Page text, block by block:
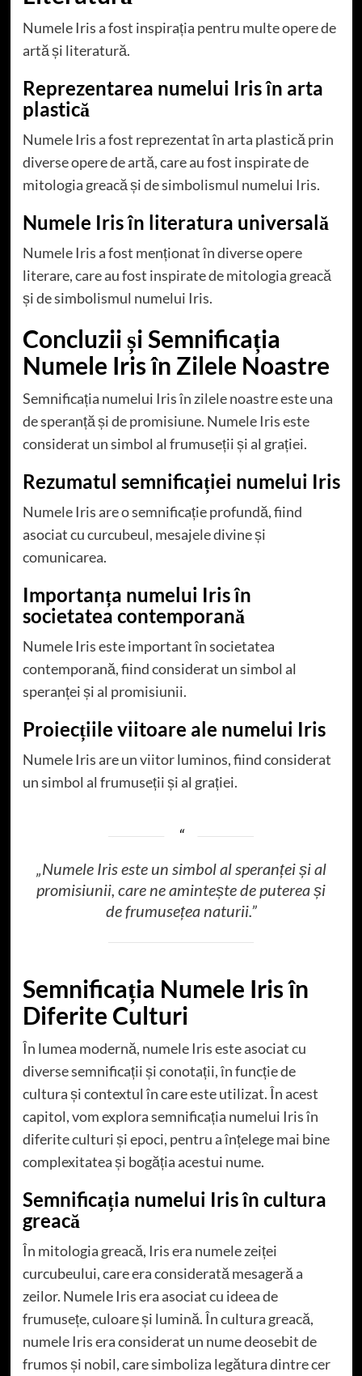
Numele Iris a fost inspirația pentru multe opere de
artă și literatură.
Reprezentarea numelui Iris în arta
plastică
Numele Iris a fost reprezentat în arta plastică prin
diverse opere de artă, care au fost inspirate de
mitologia greacă și de simbolismul numelui Iris.
Numele Iris în literatura universală
Numele Iris a fost menționat în diverse opere
literare, care au fost inspirate de mitologia greacă
și de simbolismul numelui Iris.
Concluzii și Semnificația
Numele Iris în Zilele Noastre
Semnificația numelui Iris în zilele noastre este una
de speranță și de promisiune. Numele Iris este
considerat un simbol al frumuseții și al grației.
Rezumatul semnificației numelui Iris
Numele Iris are o semnificație profundă, fiind
asociat cu curcubeul, mesajele divine și
comunicarea.
Importanța numelui Iris în
societatea contemporană
Numele Iris este important în societatea
contemporană, fiind considerat un simbol al
speranței și al promisiunii.
Proiecțiile viitoare ale numelui Iris
Numele Iris are un viitor luminos, fiind considerat
un simbol al frumuseții și al grației.
„Numele Iris este un simbol al speranței și al
promisiunii, care ne amintește de puterea și
de frumusețea naturii.”
Semnificația Numele Iris în
Diferite Culturi
În lumea modernă, numele Iris este asociat cu
diverse semnificații și conotații, în funcție de
cultura și contextul în care este utilizat. În acest
capitol, vom explora semnificația numelui Iris în
diferite culturi și epoci, pentru a înțelege mai bine
complexitatea și bogăția acestui nume.
Semnificația numelui Iris în cultura
greacă
În mitologia greacă, Iris era numele zeiței
curcubeului, care era considerată mesageră a
zeilor. Numele Iris era asociat cu ideea de
frumusețe, culoare și lumină. În cultura greacă,
numele Iris era considerat un nume deosebit de
frumos și nobil, care simboliza legătura dintre cer